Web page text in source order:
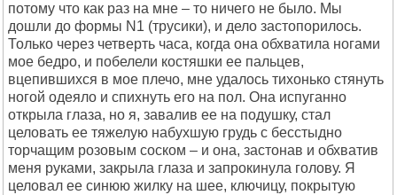
потому что как раз на мне – то ничего не было. Мы
дошли до формы N1 (трусики), и дело застопорилось.
Только через четверть часа, когда она обхватила ногами
мое бедро, и побелели костяшки ее пальцев,
вцепившихся в мое плечо, мне удалось тихонько стянуть
ногой одеяло и спихнуть его на пол. Она испуганно
открыла глаза, но я, завалив ее на подушку, стал
целовать ее тяжелую набухшую грудь с бесстыдно
торчащим розовым соском – и она, застонав и обхватив
меня руками, закрыла глаза и запрокинула голову. Я
целовал ее синюю жилку на шее, ключицу, покрытую